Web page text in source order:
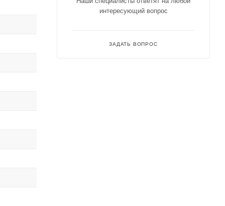
интересующий вопрос
ЗАДАТЬ ВОПРОС